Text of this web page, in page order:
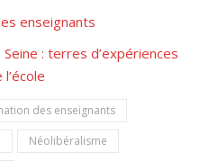
enseignants
: terres d’expériences
des enseignants
Néolibéralisme